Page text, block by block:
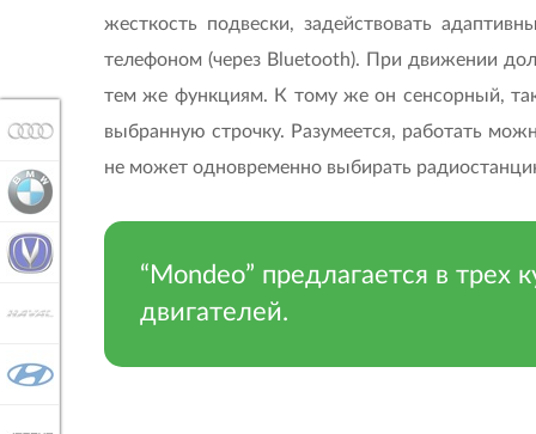
жесткость подвески, задействовать
телефоном (через Bluetooth). При движении
тем же функциям. К тому же он сенсорный,
выбранную строчку. Разумеется, работать
не может одновременно выбирать
“Mondeo” предлагается в трех
двигателей.
AUDI